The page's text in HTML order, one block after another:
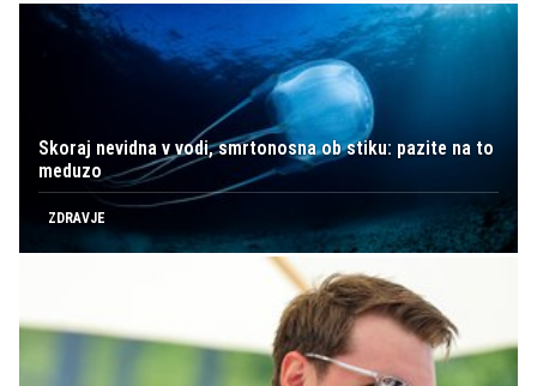
Skoraj nevidna v vodi, smrtonosna ob stiku: pazite na to
meduzo
ZDRAVJE